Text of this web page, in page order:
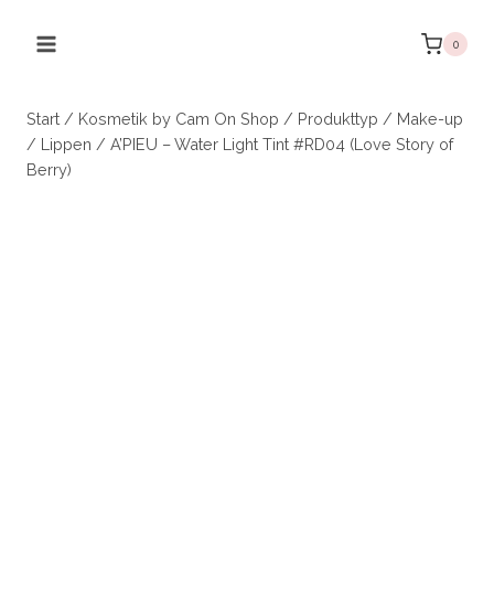
Inhalt
0
Start / Kosmetik by Cam On Shop / Produkttyp / Make-up
/ Lippen / A’PIEU – Water Light Tint #RD04 (Love Story of
Berry)